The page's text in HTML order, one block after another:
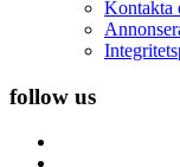
Kontakta
follow us